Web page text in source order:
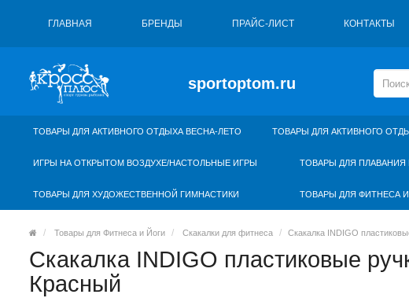
ГЛАВНАЯ БРЕНДЫ ПРАЙС-ЛИСТ КОНТАКТЫ
sportoptom.ru
ТОВАРЫ ДЛЯ АКТИВНОГО ОТДЫХА ВЕСНА-ЛЕТО ТОВАРЫ ДЛЯ АКТИВНОГО
ИГРЫ НА ОТКРЫТОМ ВОЗДУХЕ/НАСТОЛЬНЫЕ ИГРЫ ТОВАРЫ ДЛЯ ПЛАВАНИЯ
ТОВАРЫ ДЛЯ ХУДОЖЕСТВЕННОЙ ГИМНАСТИКИ ТОВАРЫ ДЛЯ ФИТНЕСА
Товары для Фитнеса и Йоги Скакалки для фитнеса Скакалка INDIGO
Скакалка INDIGO пластиковые
Красный